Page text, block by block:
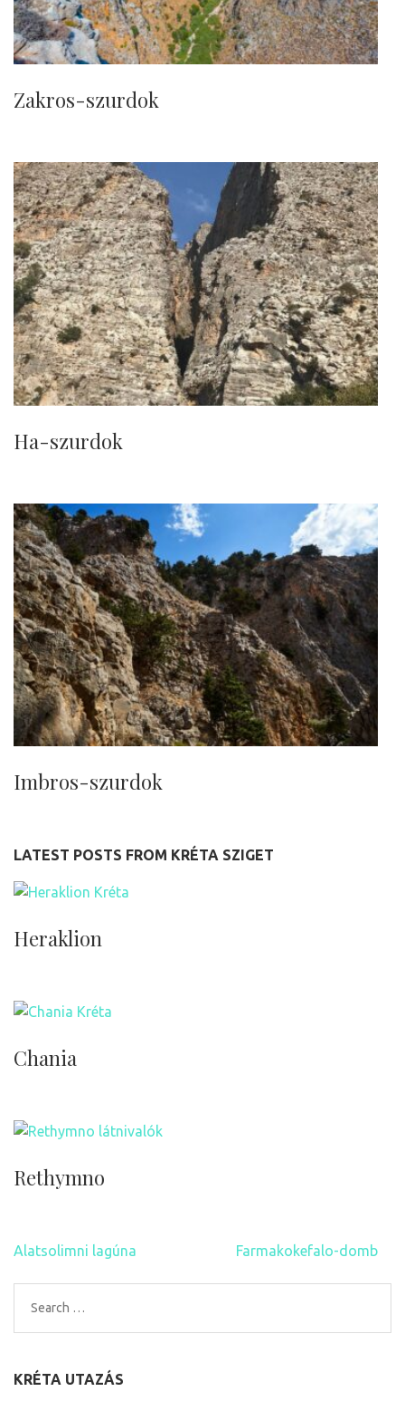
Zakros-szurdok
Ha-szurdok
Imbros-szurdok
LATEST POSTS FROM KRÉTA SZIGET
Heraklion
Chania
Rethymno
Bejegyzés
Alatsolimni lagúna Farmakokefalo-domb
Search
for:
KRÉTA UTAZÁS